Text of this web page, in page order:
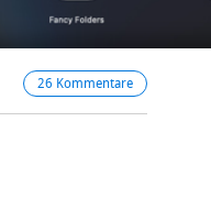
26 Kommentare